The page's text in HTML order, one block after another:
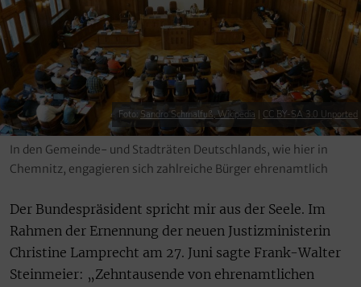
Foto: Sandro Schmalfuß, Wikipedia CC BY-SA 3.0 Unported
In den Gemeinde- und Stadträten Deutschlands, wie hier in
Chemnitz, engagieren sich zahlreiche Bürger ehrenamtlich
Der Bundespräsident spricht mir aus der Seele. Im
Rahmen der Ernennung der neuen Justizministerin
Christine Lamprecht am 27. Juni sagte Frank-Walter
Steinmeier: „Zehntausende von ehrenamtlichen